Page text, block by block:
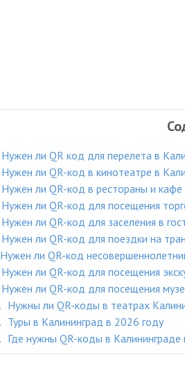
Нужен ли QR код для перелета в
Нужен ли QR-код в кинотеатре в
Нужен ли QR-код в рестораны и
Нужен ли QR-код для посещения
Нужен ли QR-код для заселения в
Нужен ли QR-код для поездки на
Нужен ли QR-код
Нужен ли QR-код для посещения
Нужен ли QR-код для посещения
Нужны ли QR-коды в театрах
Туры в Калининград в 2026 году
Где нужны QR-коды в Калининграде